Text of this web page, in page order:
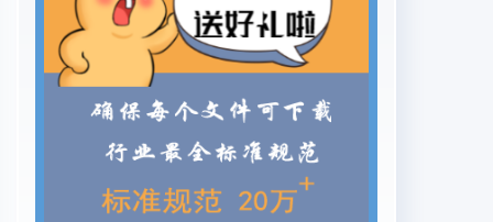
纯)、锡粉(20日);阻聚剂:对苯于生产厌氧胶粘剂和光
固化涂料胶粘剂因其为双(分析纯):溶剂:环己烷苯、
甲苯均为分析纯。功能团的双烯化合物,有良好的交
联作用,可用作真1.2仪器丝及纤维素织物的无甲醛交
联剂-6,与丝素大分子250m三口烧瓶,回流冷凝管,分
水器,油浴锅接枝交联,提高真丝的十湿抗皱性,改善真
丝过于绵分液漏斗,B-90-2型定时恒温磁力搅拌器,F
软、易皱折的缺点。CC6890-5973MSD色谱-质谱